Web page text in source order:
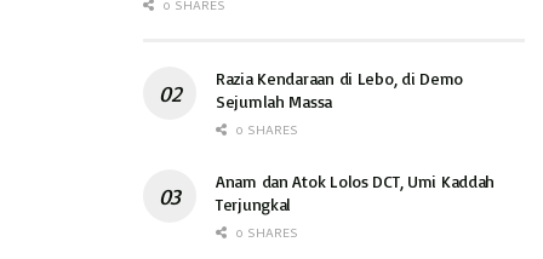
0 SHARES
Razia Kendaraan di Lebo, di Demo
Sejumlah Massa
0 SHARES
Anam dan Atok Lolos DCT, Umi Kaddah
Terjungkal
0 SHARES